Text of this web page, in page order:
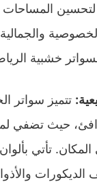
لتحسين المساحات
خشبية
تتميز سواتر
حيث تضفي
تأتي